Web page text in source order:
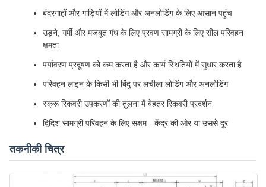
बंदरगाहों और गाड़ियों में लोडिंग और अनलोडिंग के लिए आसान पहुंच
उड़ने, गर्मी और मजबूत गंध के लिए प्रवण सामग्री के लिए सील परिवहन
क्षमता
पर्यावरण प्रदूषण को कम करता है और कार्य स्थितियों में सुधार करता है
परिवहन लाइन के किसी भी बिंदु पर लचीला लोडिंग और अनलोडिंग
स्क्रू रिकवरी उपकरणों की तुलना में बेहतर रिकवरी प्रदर्शन
द्विदिश सामग्री परिवहन के लिए सक्षम - केंद्र की ओर या उससे दूर
तकनीकी चित्र